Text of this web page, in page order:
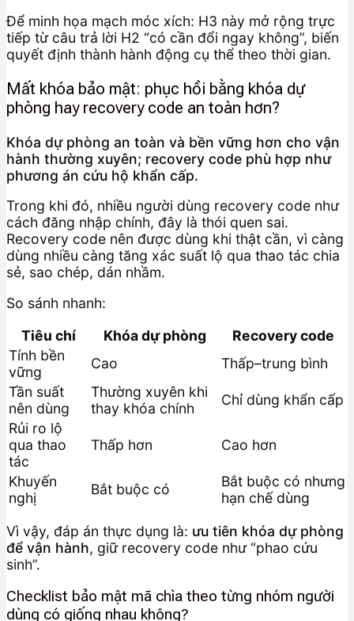
Để minh họa mạch móc xích: H3 này mở rộng trực
tiếp từ câu trả lời H2 “có cần đổi ngay không”, biến
quyết định thành hành động cụ thể theo thời gian.
Mất khóa bảo mật: phục hồi bằng khóa dự
phòng hay recovery code an toàn hơn?
Khóa dự phòng an toàn và bền vững hơn cho vận
hành thường xuyên; recovery code phù hợp như
phương án cứu hộ khẩn cấp.
Trong khi đó, nhiều người dùng recovery code như
cách đăng nhập chính, đây là thói quen sai.
Recovery code nên được dùng khi thật cần, vì càng
dùng nhiều càng tăng xác suất lộ qua thao tác chia
sẻ, sao chép, dán nhầm.
So sánh nhanh:
Tiêu chí
Khóa dự phòng
Recovery code
Tính bền
vững
Cao
Thấp–trung bình
Tần suất
nên dùng
Thường xuyên khi
thay khóa chính
Chỉ dùng khẩn cấp
Rủi ro lộ
qua thao
tác
Thấp hơn Cao hơn
Khuyến
nghị
Bắt buộc có
Bắt buộc có nhưng
hạn chế dùng
Vì vậy, đáp án thực dụng là: ưu tiên khóa dự phòng
để vận hành, giữ recovery code như “phao cứu
sinh”.
Checklist bảo mật mã chìa theo từng nhóm người
dùng có giống nhau không?